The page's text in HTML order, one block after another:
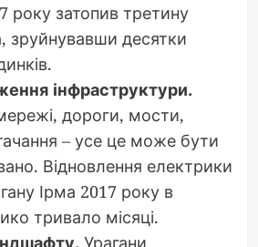
року затопив третину
зруйнувавши десятки
інфраструктури.
дороги, мости,
– усе це може бути
Відновлення електрики
Ірма 2017 року в
тривало місяці.
Урагани